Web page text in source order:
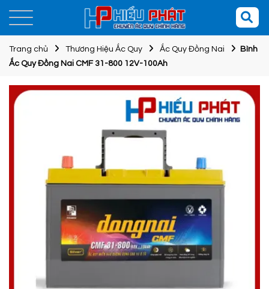
Trang chủ Thương Hiệu Ắc Quy Ắc Quy Đồng Nai
Bình
Ắc Quy Đồng Nai CMF 31-800 12V-100Ah